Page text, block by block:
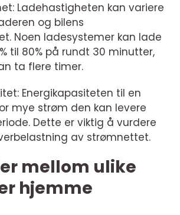
Ladehastigheten kan variere
og bilens
Noen ladesystemer kan lade
til 80% på rundt 30 minutter,
ta flere timer.
Energikapasiteten til en
mye strøm den kan levere
Dette er viktig å vurdere
av strømnettet.
mellom ulike
hjemme